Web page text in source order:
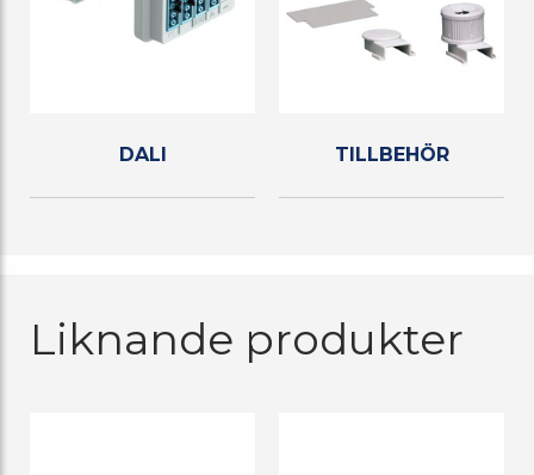
DALI TILLBEHÖR
Liknande produkter